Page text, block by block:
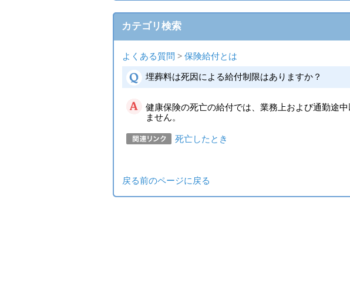
カテゴリ検索
よくある質問 > 保険給付とは
埋葬料は死因による給付制限はありますか？
健康保険の死亡の給付では、業務上および通勤途
ません。
死亡したとき
戻る前のページに戻る